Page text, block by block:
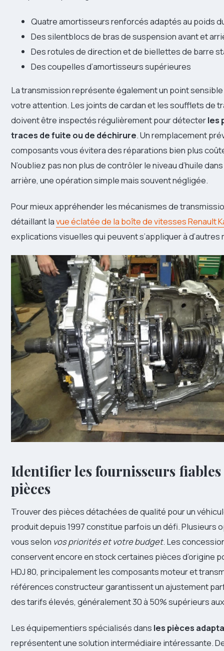
Quatre amortisseurs renforcés adaptés au poids
Des silentblocs de bras de suspension avant et
Des rotules de direction et de biellettes de barre
Des coupelles d’amortisseurs supérieures
La transmission représente également un point
votre attention. Les joints de cardan et les soufflets de
doivent être inspectés régulièrement pour détecterles
traces de fuite ou de déchirure. Un remplacement
composants vous évitera des réparations bien plus
N’oubliez pas non plus de contrôler le niveau d’huile
arrière, une opération simple mais souvent négligée.
Pour mieux appréhender les mécanismes de
détaillant lavue éclatée de la boîte de vitesses Renault
explications visuelles qui peuvent s’appliquer à d’autres
Identifier les fournisseurs fiables
pièces
Trouver des pièces détachées de qualité pour un
produit depuis 1997 constitue parfois un défi. Plusieurs
vous selon vos priorités et votre budget. Les
conservent encore en stock certaines pièces d’origine
HDJ 80, principalement les composants moteur et
références constructeur garantissent un ajustement
des tarifs élevés, généralement 30 à 50% supérieurs
Les équipementiers spécialisés dans les pièces
représentent une solution intermédiaire intéressante.